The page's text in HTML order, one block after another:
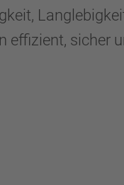
effizient, sicher